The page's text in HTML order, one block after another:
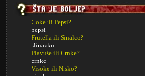
Coke ili Pepsi?
pepsi
Frutella ili Sinalco?
slinavko
Plavuše ili Crnke?
crnke
Visoko ili Nisko?